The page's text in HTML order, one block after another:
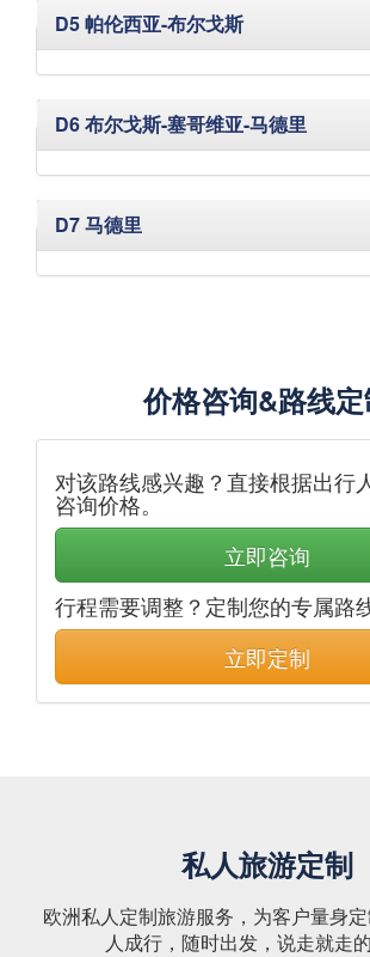
隐藏
D5 帕伦西亚-布尔戈斯
隐藏
D6 布尔戈斯-塞哥维亚-马德里
隐藏
D7 马德里
价格咨询&路线
对该路线感兴趣？直接根据出行
咨询价格。
立即咨询
行程需要调整？定制您的专属路线
立即定制
私人旅游定制
欧洲私人定制旅游服务，为客户量身
人成行，随时出发，说走就走的